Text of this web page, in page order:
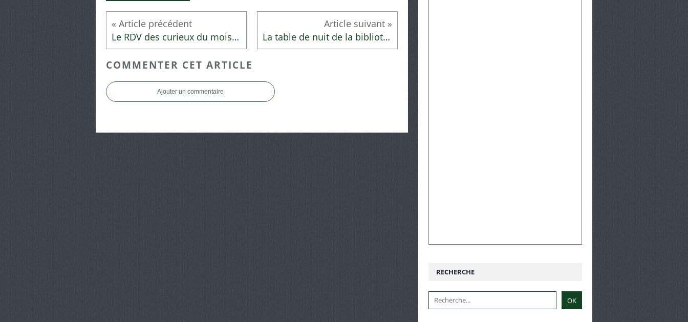
Le RDV des curieux du mois d'août 2017 La table de nuit de la bibliothécaire
COMMENTER CET ARTICLE
Ajouter un commentaire
RECHERCHE